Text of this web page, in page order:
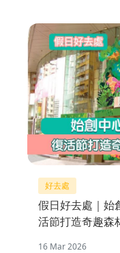
好去處
假日好去處｜始
活節打造奇趣森
16 Mar 2026